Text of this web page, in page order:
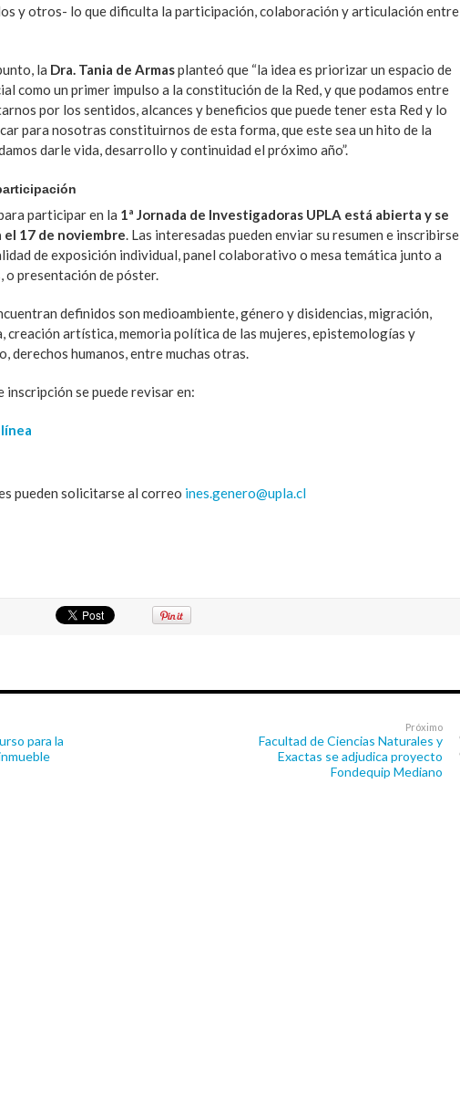
y otros- lo que dificulta la participación, colaboración y articulación entre
la Dra. Tania de Armasplanteó que “la idea es priorizar un espacio de
como un primer impulso a la constitución de la Red, y que podamos entre
por los sentidos, alcances y beneficios que puede tener esta Red y lo
para nosotras constituirnos de esta forma, que este sea un hito de la
darle vida, desarrollo y continuidad el próximo año”.
participar en la 1ª Jornada de Investigadoras UPLA está abierta y se
17 de noviembre . Las interesadas pueden enviar su resumen e inscribirse
de exposición individual, panel colaborativo o mesa temática junto a
o presentación de póster.
definidos son medioambiente, género y disidencias, migración,
creación artística, memoria política de las mujeres, epistemologías y
derechos humanos, entre muchas otras.
inscripción se puede revisar en:
pueden solicitarse al correo ines.genero@upla.cl
para la
Próximo
Facultad de Ciencias Naturales y
Exactas se adjudica proyecto
Fondequip Mediano